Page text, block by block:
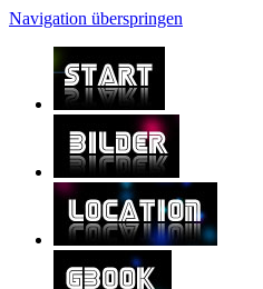
Navigation überspringen